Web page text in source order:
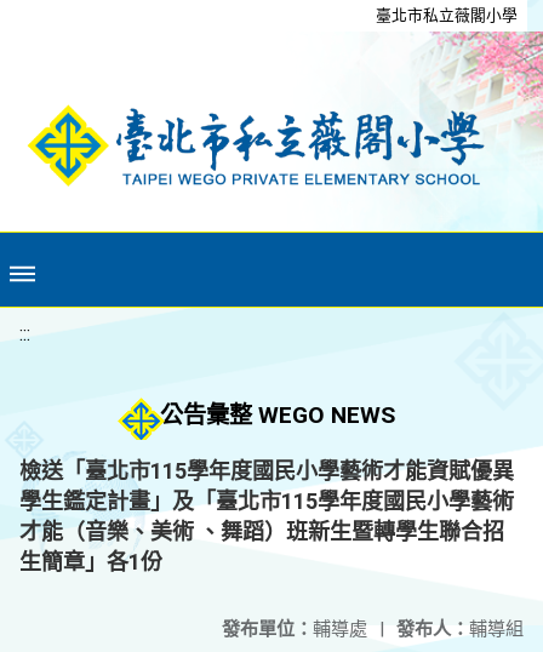
臺北市私立薇閣小學
:::
公告彙整 WEGO NEWS
檢送「臺北市115學年度國民小學藝術才能資賦優異
學生鑑定計畫」及「臺北市115學年度國民小學藝術
才能（音樂、美術 、舞蹈）班新生暨轉學生聯合招
生簡章」各1份
發布人： 輔導組
發布單位： 輔導處 |